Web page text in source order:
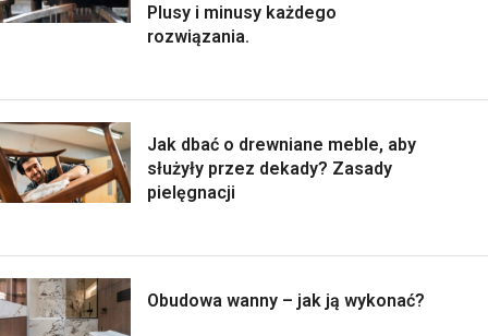
Plusy i minusy każdego
rozwiązania.
Jak dbać o drewniane meble, aby
służyły przez dekady? Zasady
pielęgnacji
Obudowa wanny – jak ją wykonać?